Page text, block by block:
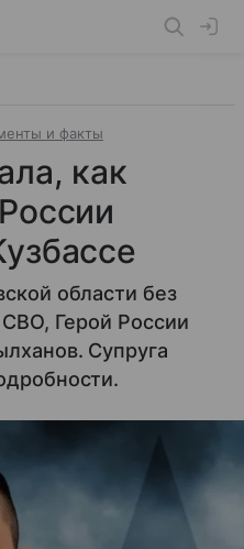
и факты
как
области без
СВО, Герой России
Супруга